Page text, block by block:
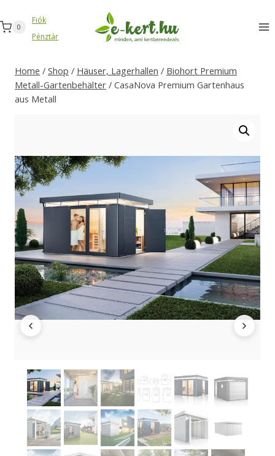
Inhalt
springen
0
Fiók
Pénztár
Home / Shop / Häuser, Lagerhallen / Biohort Premium
Metall-Gartenbehälter / CasaNova Premium Gartenhaus
aus Metall